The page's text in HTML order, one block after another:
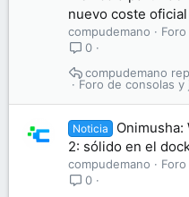
nuevo coste oficial
compudemano
0
Foro de consolas y
compudemano
Noticia
2: sólido en el
compudemano
0